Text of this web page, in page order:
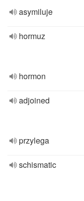
asymiluje
hormuz
hormon
adjoined
przylega
schismatic